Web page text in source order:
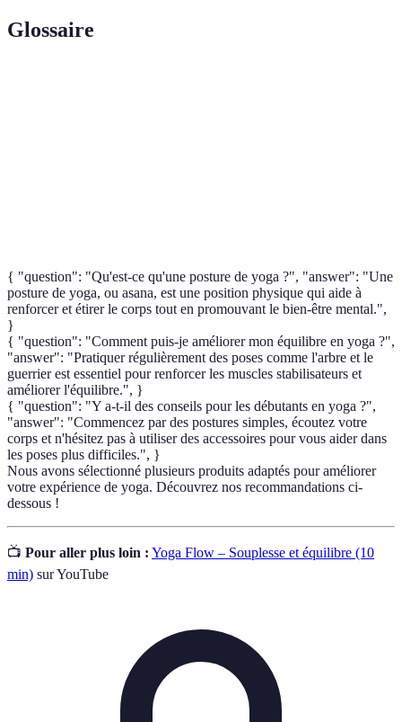
Glossaire
{ "question": "Qu'est-ce qu'une posture de yoga ?", "answer": "Une
posture de yoga, ou asana, est une position physique qui aide à
renforcer et étirer le corps tout en promouvant le bien-être mental.",
}
{ "question": "Comment puis-je améliorer mon équilibre en yoga ?",
"answer": "Pratiquer régulièrement des poses comme l'arbre et le
guerrier est essentiel pour renforcer les muscles stabilisateurs et
améliorer l'équilibre.", }
{ "question": "Y a-t-il des conseils pour les débutants en yoga ?",
"answer": "Commencez par des postures simples, écoutez votre
corps et n'hésitez pas à utiliser des accessoires pour vous aider dans
les poses plus difficiles.", }
Nous avons sélectionné plusieurs produits adaptés pour améliorer
votre expérience de yoga. Découvrez nos recommandations ci-
dessous !
📺 Pour aller plus loin : Yoga Flow – Souplesse et équilibre (10
min) sur YouTube